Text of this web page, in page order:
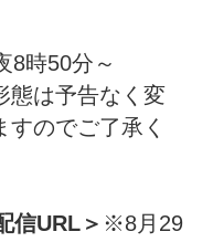
8時50分～
態は予告なく変
のでご了承く
信URL＞ ※8月29